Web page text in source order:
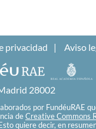
privacidad Aviso
28002
por FundéuRAE
de Creative Commons
quiere decir, en